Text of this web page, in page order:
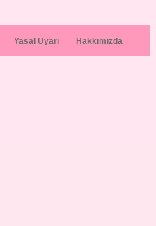
Yasal Uyarı Hakkımızda